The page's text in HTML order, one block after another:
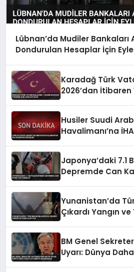
Lübnan’da Mudiler Bankaları
Dondurulan Hesaplar İçin
Karadağ Türk
2026’dan
Husiler Suudi
Havalimanı’na
Japonya’daki 7.1
Depremde Can
Yunanistan’da
Çıkardı Yangın
BM Genel
Uyarı: Dünya